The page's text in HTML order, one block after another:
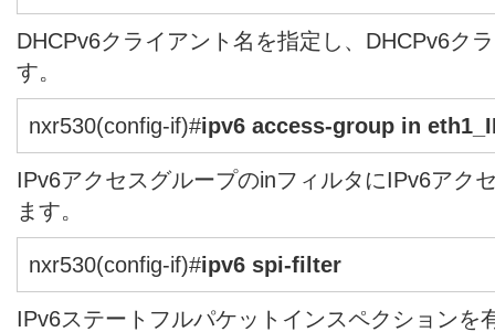
DHCPv6クライアント名を指定し、DHCPv6ク
す。
nxr530(config-if)#ipv6 access-group in
IPv6アクセスグループのinフィルタにIPv6アク
ます。
nxr530(config-if)#ipv6 spi-filter
IPv6ステートフルパケットインスペクションを